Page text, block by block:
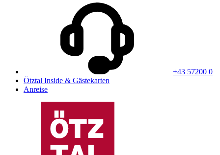
+43 57200 0
Ötztal Inside & Gästekarten
Anreise